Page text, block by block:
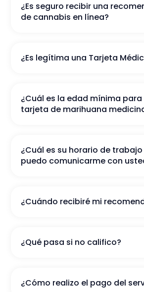
¿Es seguro recibir una
de cannabis en línea?
¿Es legítima una Tarjeta
¿Cuál es la edad mínima
tarjeta de marihuana
¿Cuál es su horario de
puedo comunicarme con
¿Cuándo recibiré mi
¿Qué pasa si no califico?
¿Cómo realizo el pago del